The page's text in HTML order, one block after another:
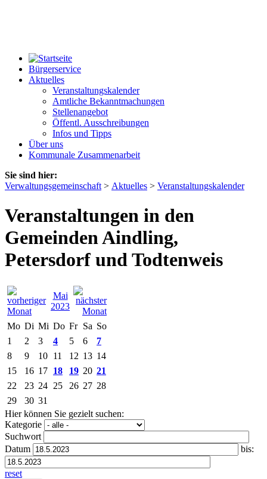
Bürgerservice
Aktuelles
Veranstaltungskalender
Amtliche Bekanntmachungen
Stellenangebot
Öffentl. Ausschreibungen
Infos und Tipps
Über uns
Kommunale Zusammenarbeit
Sie sind hier:
Verwaltungsgemeinschaft > Aktuelles > Veranstaltungskalender
Veranstaltungen in den
Gemeinden Aindling,
Petersdorf und Todtenweis
Mai
2023
Mo Di Mi Do Fr Sa So
1
2 3 4 5 6
7
8
9 10 11 12 13 14
15
16 17 18 19 20 21
22
23 24 25 26 27 28
29
30 31
Hier können Sie gezielt suchen:
Kategorie
Suchwort
Datum
bis:
reset